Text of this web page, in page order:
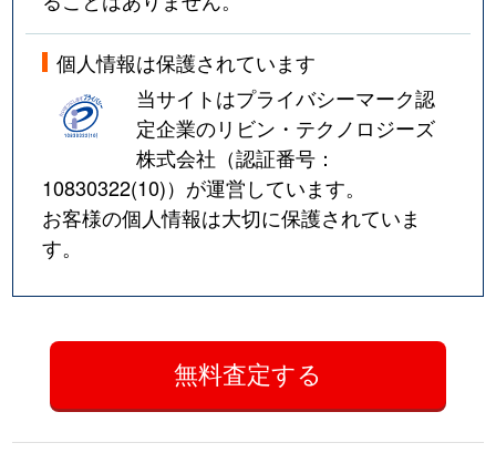
個人情報は保護されています
当サイトはプライバシーマーク認
定企業のリビン・テクノロジーズ
株式会社（認証番号：
10830322(10)）が運営しています。
お客様の個人情報は大切に保護されていま
す。